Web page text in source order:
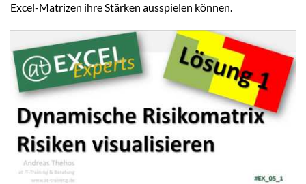
Excel-Matrizen ihre Stärken ausspielen können.